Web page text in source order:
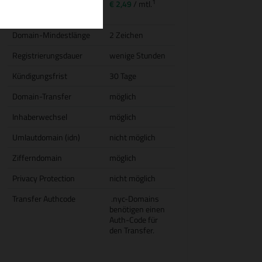
€ 2,49 / mtl.
Domain-Mindestlänge
2 Zeichen
Registrierungsdauer
wenige Stunden
Kündigungsfrist
30 Tage
Domain-Transfer
möglich
Inhaberwechsel
möglich
Umlautdomain (idn)
nicht möglich
Zifferndomain
möglich
Privacy Protection
nicht möglich
Transfer Authcode
.nyc-Domains
benötigen einen
Auth-Code für
den Transfer.